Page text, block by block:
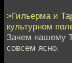
>Гильерма и
культурном
Зачем нашему
совсем ясно.